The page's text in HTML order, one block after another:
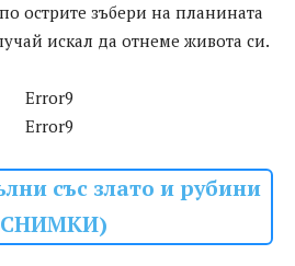
острите зъбери на планината
искал да отнеме живота си.
Error9
Error9
със злато и рубини